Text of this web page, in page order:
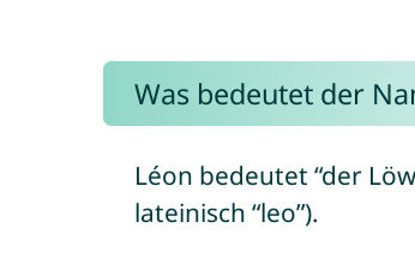
Was bedeutet der
Léon bedeutet “der
lateinisch “leo”).